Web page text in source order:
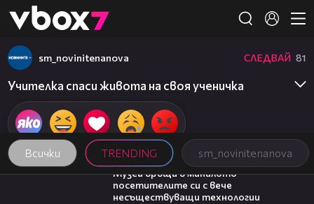
👾
Всички TRENDING sm_novinitenanova
sm_novinitenanova СЛЕДВАЙ 81
Учителка спаси живота на своя ученичка
01:15
Музей връща в миналото
посетителите си с вече
несъществуващи технологии